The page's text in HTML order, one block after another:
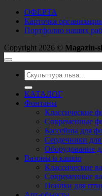
ОФЕРТА
Карточка
Портфолио наших
Copyright 2026 © Magazin-
Искать:
КАТАЛОГ
Фонтаны
Классические
Современные
Бассейны для
Сердечники
Оборудование
Вазоны и кашпо
Классические
Современные
Поилки для